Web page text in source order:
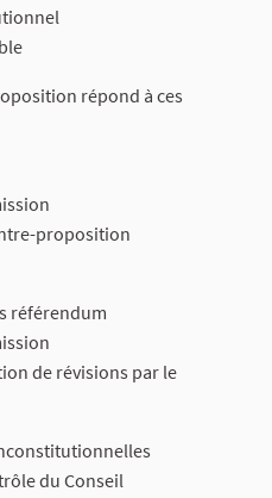
répond à ces
proposition
référendum
de révisions par le
du Conseil